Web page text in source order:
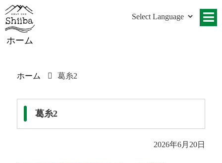
ホーム
ホーム 葛糸2
葛糸2
2026年6月20日